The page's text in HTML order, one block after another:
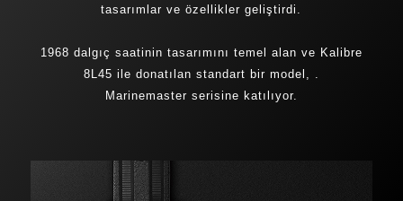
tasarımlar ve özellikler geliştirdi.
1968 dalgıç saatinin tasarımını temel alan ve Kalibre
8L45 ile donatılan standart bir model, .
Marinemaster serisine katılıyor.